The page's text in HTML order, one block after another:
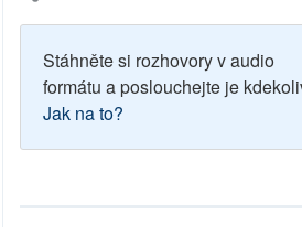
Stáhněte si rozhovory v audio
formátu a poslouchejte je
Jak na to?